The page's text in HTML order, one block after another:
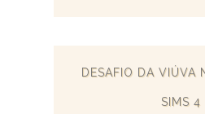
DESAFIO DA VIÚVA
SIMS 4